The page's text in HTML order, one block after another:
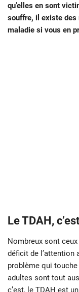
qu’elles en sont
souffre, il existe des
maladie si vous en
Le TDAH,
Nombreux sont
déficit de l’attention
problème qui
adultes sont tout
c’est, le TDAH est